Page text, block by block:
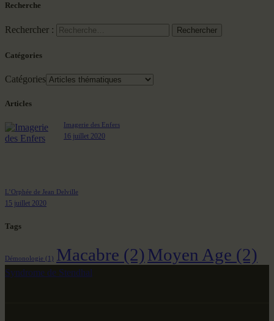
Recherche
Rechercher :
Catégories
Catégories
Articles
Imagerie des Enfers
16 juillet 2020
L’Orphée de Jean Delville
15 juillet 2020
Tags
Démonologie (1) Macabre (2) Moyen Age (2)
Syndrome de Stendhal